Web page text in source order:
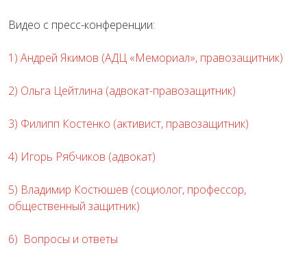
Видео с пресс-конференции:
1) Андрей Якимов (АДЦ «Мемориал», правозащитник)
2) Ольга Цейтлина (адвокат-правозащитник)
3) Филипп Костенко (активист, правозащитник)
4) Игорь Рябчиков (адвокат)
5) Владимир Костюшев (социолог, профессор,
общественный защитник)
6) Вопросы и ответы